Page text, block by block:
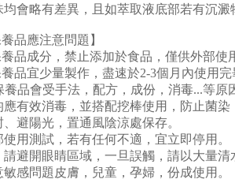
會略有差異，且如萃取液底部若有沉澱
品應注意問題】
品成分，禁止添加於食品，僅供外部使
品宜少量製作，盡速於2-3個月內使用完
品會受手法，配方，成份，消毒...等原
有效消毒，並搭配挖棒使用，防止菌染
避陽光，置通風陰涼處保存。
用測試，若有任何不適，宜立即停用。
避開眼睛區域，一旦誤觸，請以大量清
感問題皮膚，兒童，孕婦，份成使用。